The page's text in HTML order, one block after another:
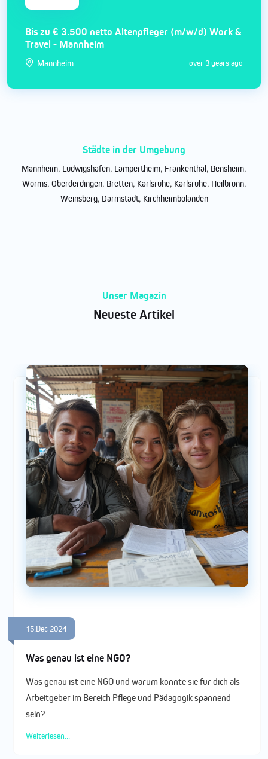
Bis zu € 3.500 netto Altenpfleger (m/w/d) Work &
Travel - Mannheim
Mannheim over 3 years ago
Städte in der Umgebung
Mannheim, Ludwigshafen, Lampertheim, Frankenthal, Bensheim,
Worms, Oberderdingen, Bretten, Karlsruhe, Karlsruhe, Heilbronn,
Weinsberg, Darmstadt, Kirchheimbolanden
Unser Magazin
Neueste Artikel
15.Dec 2024
Was genau ist eine NGO?
Was genau ist eine NGO und warum könnte sie für dich als
Arbeitgeber im Bereich Pflege und Pädagogik spannend
sein?
Weiterlesen...